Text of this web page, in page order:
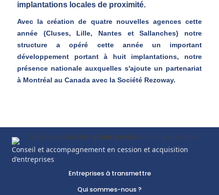
implantations locales de proximité.
Avec la création de quatre nouvelles agences cette
année (Cluses, Lille, Nantes et Sallanches) notre
structure a opéré cette année un important
développement portant à huit implantations, notre
présence nationale auxquelles s'ajoute un partenariat
à Montréal au Canada avec la Société Rezoway.
Conseil et accompagnement en cession et acquisition
d’entreprises
Entreprises à transmettre
Qui sommes-nous ?